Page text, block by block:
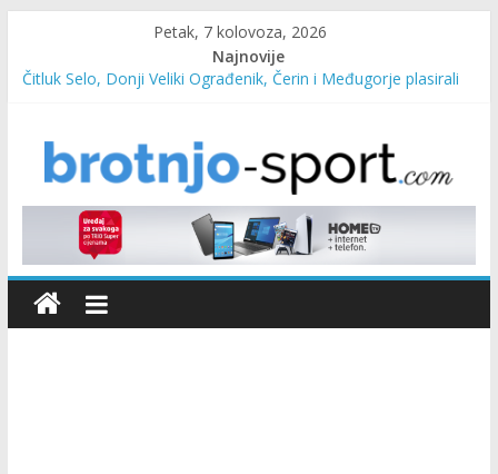
Petak, 7 kolovoza, 2026
Najnovije
Čitluk Selo, Donji Veliki Ograđenik, Čerin i Međugorje plasirali
Marin Čilić napredovao na ATP ljestvici
Poznati polufinalisti MNL MZ općine Čitluk – Brotnjo 2026.
Predsjednica Vlade Marija Buhač, ministar Ivo Bevanda i
načelnik Marin Radišić čestitali organizatoricama na realizaciji
sportsko edukativnog kampa “Izlazi vani”